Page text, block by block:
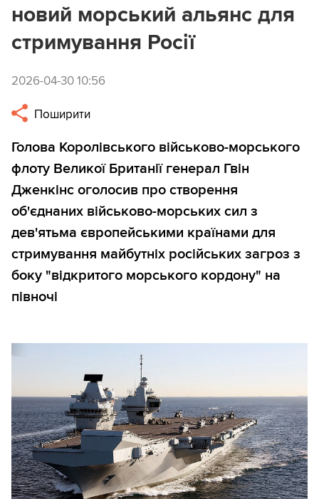
новий морський альянс для
стримування Росії
2026-04-30 10:56
Поширити
Голова Королівського військово-морського
флоту Великої Британії генерал Гвін
Дженкінс оголосив про створення
об'єднаних військово-морських сил з
дев'ятьма європейськими країнами для
стримування майбутніх російських загроз з
боку "відкритого морського кордону" на
півночі